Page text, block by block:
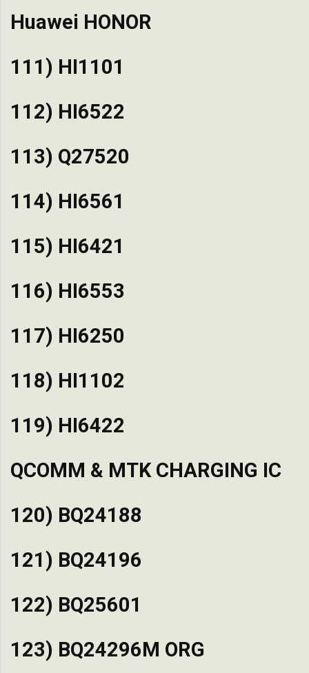
Huawei HONOR
111) HI1101
112) HI6522
113) Q27520
114) HI6561
115) HI6421
116) HI6553
117) HI6250
118) HI1102
119) HI6422
QCOMM & MTK CHARGING IC
120) BQ24188
121) BQ24196
122) BQ25601
123) BQ24296M ORG